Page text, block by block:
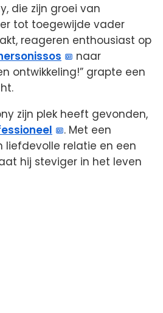
die zijn groei van
tot toegewijde vader
reageren enthousiast op
naar
ontwikkeling!” grapte een
zijn plek heeft gevonden,
. Met een
liefdevolle relatie en een
hij steviger in het leven